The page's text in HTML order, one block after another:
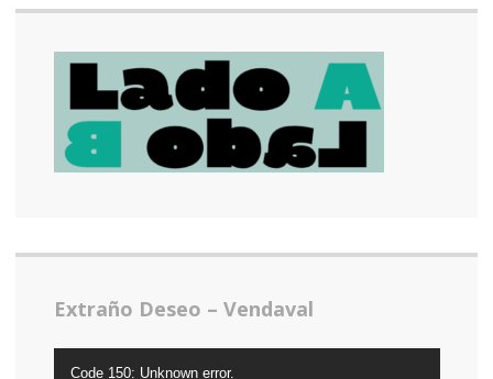
Extraño Deseo – Vendaval
Code 150: Unknown error.